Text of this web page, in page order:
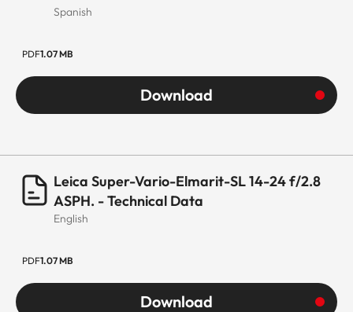
metálica de
anodizada en
negro, protegida
Filtro de rosca
Soporte para filtro
Spanish
PDF1.07 MB
Download
Leica Super-Vario-Elmarit-SL 14-24 f/2.8
ASPH. - Technical Data
English
PDF1.07 MB
Download